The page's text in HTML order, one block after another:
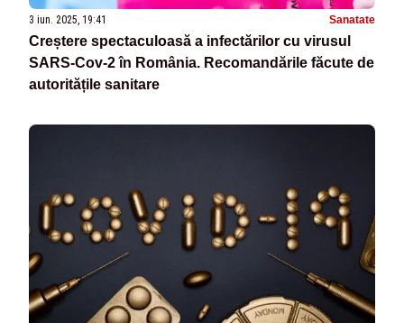
3 iun. 2025, 19:41 Sanatate
Creștere spectaculoasă a infectărilor cu virusul
SARS-Cov-2 în România. Recomandările făcute de
autoritățile sanitare